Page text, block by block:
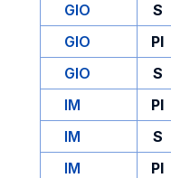
GIO
S
GIO
PI
GIO
S
IM
PI
IM
S
IM
PI